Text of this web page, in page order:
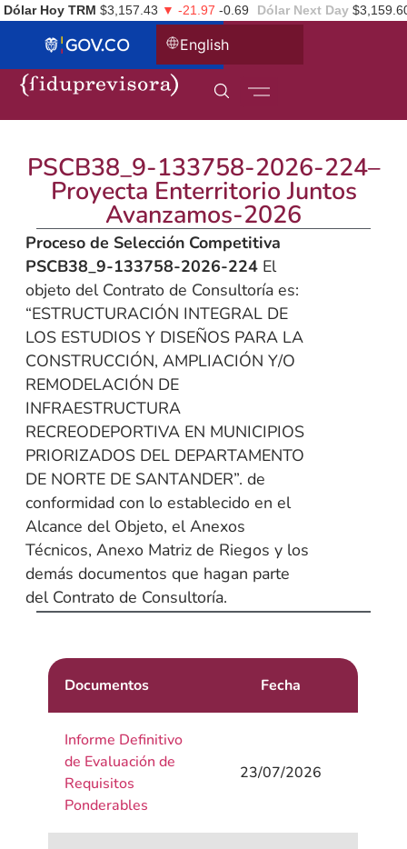
Dólar Hoy TRM $3,157.43 ▼ -21.97 -0.69 Dólar Next Day
English
PSCB38_9-133758-2026-224–
Proyecta Enterritorio Juntos
Avanzamos-2026
Proceso de Selección Competitiva
PSCB38_9-133758-2026-224El
objeto del Contrato de Consultoría es:
“ESTRUCTURACIÓN INTEGRAL DE
LOS ESTUDIOS Y DISEÑOS PARA LA
CONSTRUCCIÓN, AMPLIACIÓN Y/O
REMODELACIÓN DE
INFRAESTRUCTURA
RECREODEPORTIVA EN MUNICIPIOS
PRIORIZADOS DEL DEPARTAMENTO
DE NORTE DE SANTANDER”. de
conformidad con lo establecido en el
Alcance del Objeto, el Anexos
Técnicos, Anexo Matriz de Riegos y los
demás documentos que hagan parte
del Contrato de Consultoría.
Documentos Fecha
Informe Definitivo
de Evaluación de
Requisitos
Ponderables
23/07/2026